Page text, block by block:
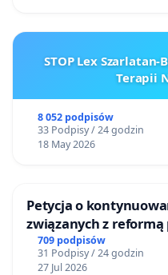
STOP Lex
Terapii
8 052 podpisów
33 Podpisy / 24 godzin
18 May 2026
Petycja o
związanych z
709 podpisów
31 Podpisy / 24 godzin
27 Jul 2026